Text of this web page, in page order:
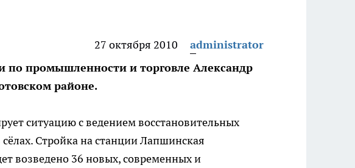
27 октября 2010
administrator
по промышленности и торговле Александр
районе.
ситуацию с ведением восстановительных
Стройка на станции Лапшинская
возведено 36 новых, современных и